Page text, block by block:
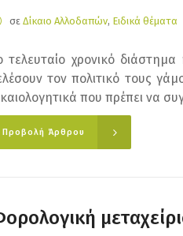
σε Δίκαιο Αλλοδαπών, Ειδικά θέματα
τελευταίο χρονικό
τον πολιτικό τους
που πρέπει να
Προβολή Άρθρου